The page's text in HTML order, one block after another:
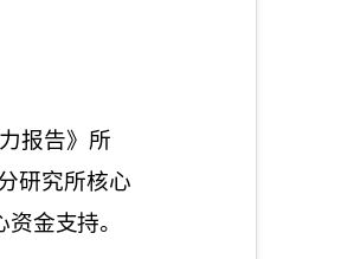
报告》所
研究所核心
金支持。